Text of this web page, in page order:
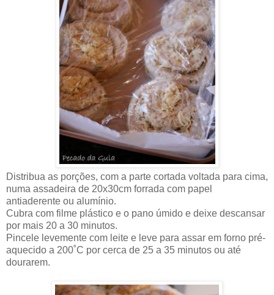
Distribua as porções, com a parte cortada voltada para cima,
numa assadeira de 20x30cm forrada com papel
antiaderente ou alumínio.
Cubra com filme plástico e o pano úmido e deixe descansar
por mais 20 a 30 minutos.
Pincele levemente com leite e leve para assar em forno pré-
aquecido a 200˚C por cerca de 25 a 35 minutos ou até
dourarem.